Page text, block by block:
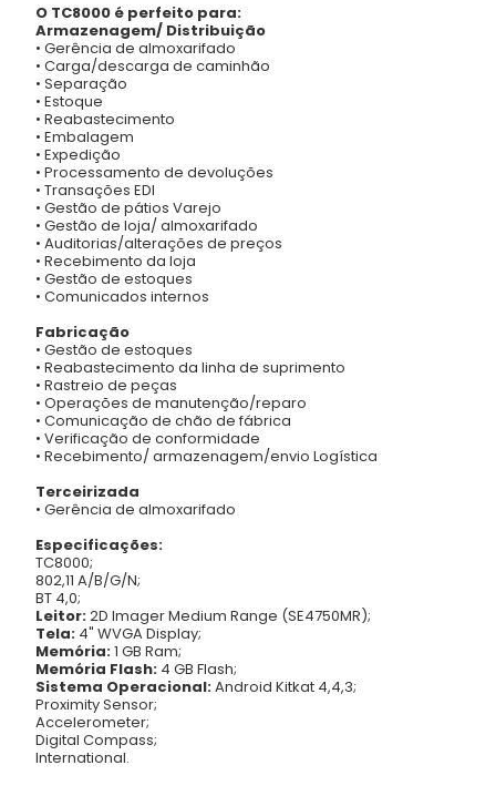
O TC8000 é perfeito para:
Armazenagem/ Distribuição
• Gerência de almoxarifado
• Carga/descarga de caminhão
• Separação
• Estoque
• Reabastecimento
• Embalagem
• Expedição
• Processamento de devoluções
• Transações EDI
• Gestão de pátios Varejo
• Gestão de loja/ almoxarifado
• Auditorias/alterações de preços
• Recebimento da loja
• Gestão de estoques
• Comunicados internos
Fabricação
• Gestão de estoques
• Reabastecimento da linha de suprimento
• Rastreio de peças
• Operações de manutenção/reparo
• Comunicação de chão de fábrica
• Verificação de conformidade
• Recebimento/ armazenagem/envio Logística
Terceirizada
• Gerência de almoxarifado
Especificações:
TC8000;
802,11 A/B/G/N;
BT 4,0;
Leitor:2D Imager Medium Range (SE4750MR);
Tela: 4" WVGA Display;
Memória:1 GB Ram;
Memória Flash: 4 GB Flash;
Sistema Operacional:Android Kitkat 4,4,3;
Proximity Sensor;
Accelerometer;
Digital Compass;
International.